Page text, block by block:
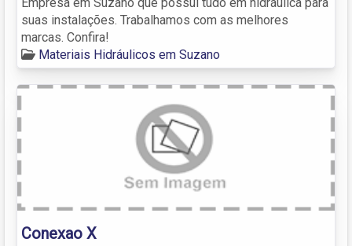
suas instalações. Trabalhamos com as melhores
marcas. Confira!
Materiais Hidráulicos em Suzano
Conexao X